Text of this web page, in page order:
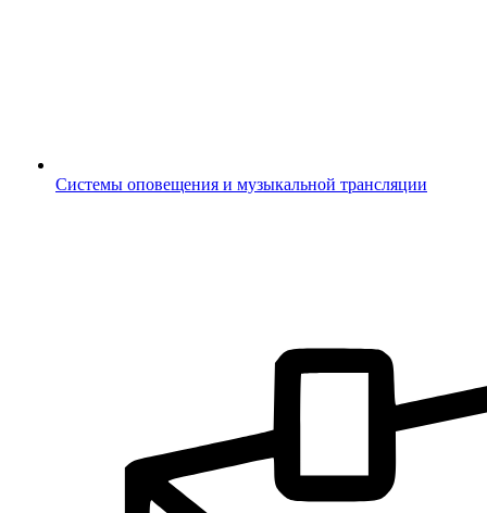
Системы оповещения и музыкальной трансляции